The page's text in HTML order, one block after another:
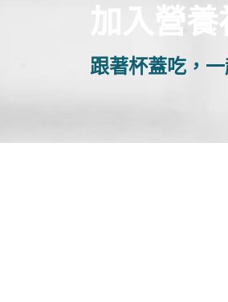
加入營
跟著杯蓋吃，一